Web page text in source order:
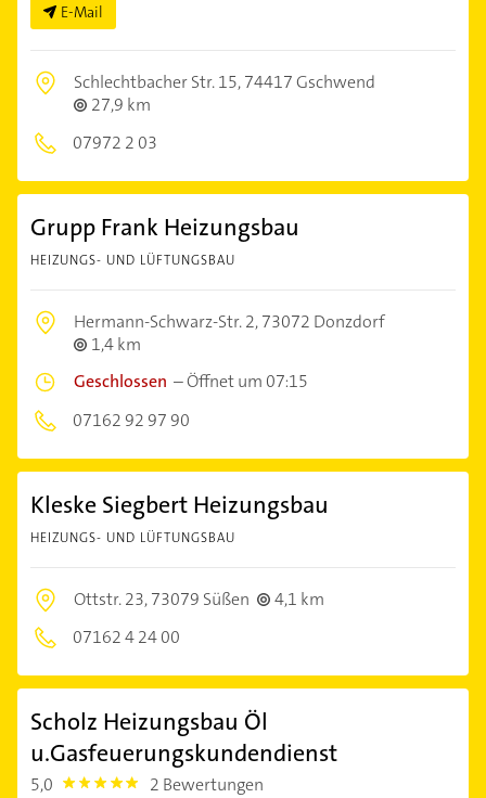
E-Mail
Schlechtbacher Str. 15,74417 Gschwend
27,9 km
07972 2 03
Grupp Frank Heizungsbau
HEIZUNGS- UND LÜFTUNGSBAU
Hermann-Schwarz-Str. 2,73072 Donzdorf
1,4 km
Geschlossen –Öffnet um 07:15
07162 92 97 90
Kleske Siegbert Heizungsbau
HEIZUNGS- UND LÜFTUNGSBAU
Ottstr. 23,73079 Süßen
4,1 km
07162 4 24 00
Scholz Heizungsbau Öl
u.Gasfeuerungskundendienst
5,0 5.0 2 Bewertungen